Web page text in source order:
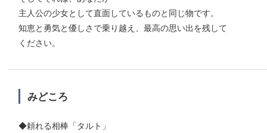
主人公の少女として直面しているものと同じ物です。
知恵と勇気と優しさで乗り越え、最高の思い出を残して
ください。
みどころ
◆頼れる相棒「タルト」